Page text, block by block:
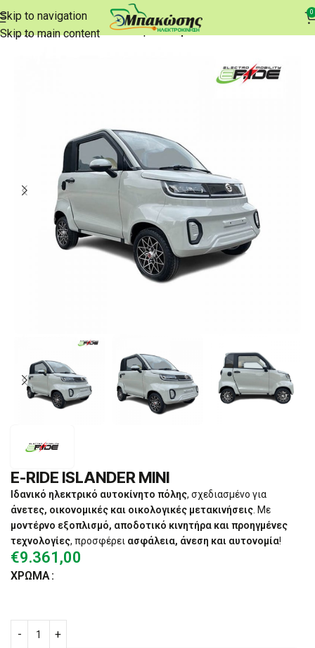
Skip to navigation
Skip to main content
0
Αρχική σελίδα e-Αυτοκίνητα Επιβατικά
E-RIDE ISLANDER MINI
Ιδανικό ηλεκτρικό αυτοκίνητο πόλης, σχεδιασμένο για
άνετες, οικονομικές και οικολογικές μετακινήσεις . Με
μοντέρνο εξοπλισμό, αποδοτικό κινητήρα και προηγμένες
τεχνολογίες, προσφέρει ασφάλεια, άνεση και αυτονομία!
€9.361,00
ΧΡΏΜΑ